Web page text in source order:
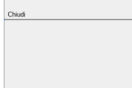
Chiudi